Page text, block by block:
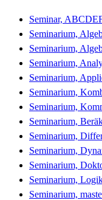
Seminar,
Seminarium,
Seminarium,
Seminarium,
Seminarium,
Seminarium,
Seminarium,
Seminarium,
Seminarium,
Seminarium,
Seminarium,
Seminarium,
Seminarium,